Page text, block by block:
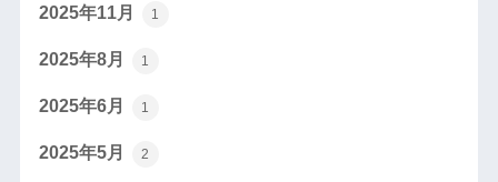
2025年11月 1
2025年8月 1
2025年6月 1
2025年5月 2